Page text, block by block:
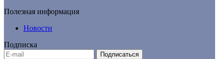
Полезная информация
Новости
Подписка
Подписаться